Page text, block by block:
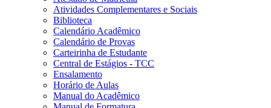
Atividades Complementares e Sociais
Biblioteca
Calendário Acadêmico
Calendário de Provas
Carteirinha de Estudante
Central de Estágios - TCC
Ensalamento
Horário de Aulas
Manual do Acadêmico